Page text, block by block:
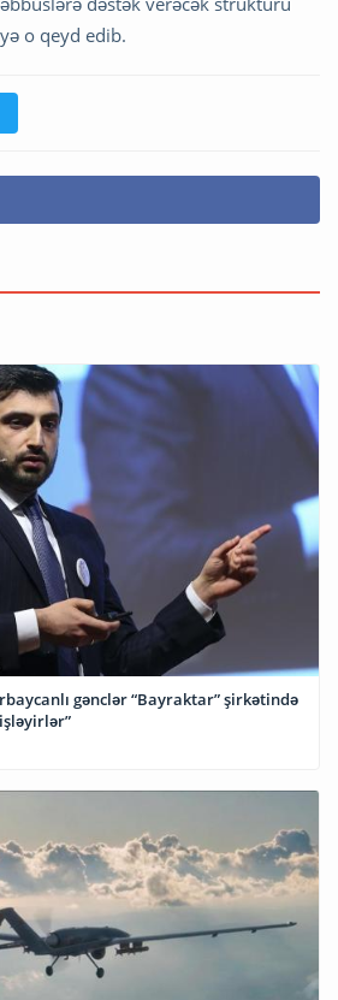
o qeyd edib.
gənclər “Bayraktar” şirkətində